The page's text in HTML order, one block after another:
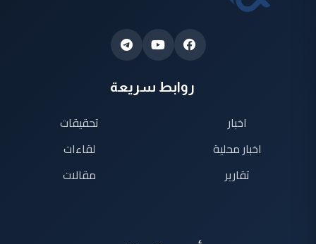
روابط سريعة
اخبار
اخبار محلية
تقارير
تحقيقات
لقاءات
مقالات